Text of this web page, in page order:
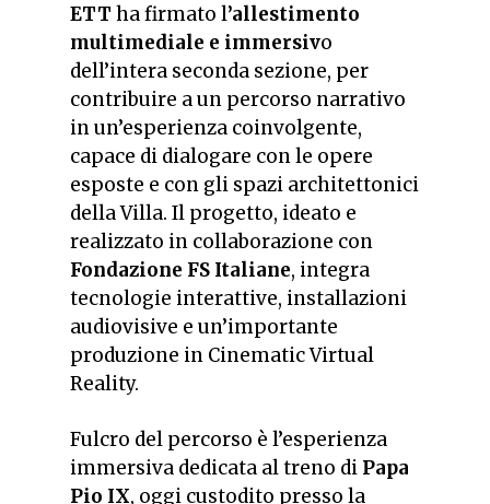
ETT ha firmato l’allestimento
multimediale e immersivo
dell’intera seconda sezione, per
contribuire a un percorso narrativo
in un’esperienza coinvolgente,
capace di dialogare con le opere
esposte e con gli spazi architettonici
della Villa. Il progetto, ideato e
realizzato in collaborazione con
Fondazione FS Italiane, integra
tecnologie interattive, installazioni
audiovisive e un’importante
produzione in Cinematic Virtual
Reality.
Fulcro del percorso è l’esperienza
immersiva dedicata al treno di Papa
Pio IX, oggi custodito presso la